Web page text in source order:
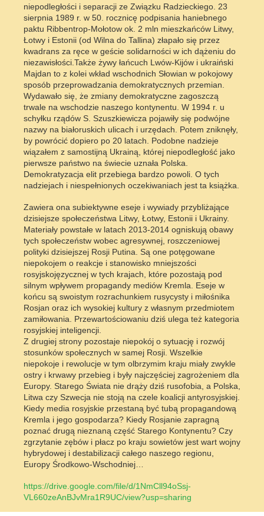
niepodległości i separacji ze Związku Radzieckiego. 23
sierpnia 1989 r. w 50. rocznicę podpisania haniebnego
paktu Ribbentrop-Mołotow ok. 2 mln mieszkańców Litwy,
Łotwy i Estonii (od Wilna do Tallina) złapało się przez
kwadrans za ręce w geście solidarności w ich dążeniu do
niezawisłości.Także żywy łańcuch Lwów-Kijów i ukraiński
Majdan to z kolei wkład wschodnich Słowian w pokojowy
sposób przeprowadzania demokratycznych przemian.
Wydawało się, że zmiany demokratyczne zagoszczą
trwale na wschodzie naszego kontynentu. W 1994 r. u
schyłku rządów S. Szuszkiewicza pojawiły się podwójne
nazwy na białoruskich ulicach i urzędach. Potem zniknęły,
by powrócić dopiero po 20 latach. Podobne nadzieje
wiązałem z samostijną Ukrainą, której niepodległość jako
pierwsze państwo na świecie uznała Polska.
Demokratyzacja elit przebiega bardzo powoli. O tych
nadziejach i niespełnionych oczekiwaniach jest ta książka.
Zawiera ona subiektywne eseje i wywiady przybliżające
dzisiejsze społeczeństwa Litwy, Łotwy, Estonii i Ukrainy.
Materiały powstałe w latach 2013-2014 ogniskują obawy
tych społeczeństw wobec agresywnej, roszczeniowej
polityki dzisiejszej Rosji Putina. Są one potęgowane
niepokojem o reakcje i stanowisko mniejszości
rosyjskojęzycznej w tych krajach, które pozostają pod
silnym wpływem propagandy mediów Kremla. Eseje w
końcu są swoistym rozrachunkiem rusycysty i miłośnika
Rosjan oraz ich wysokiej kultury z własnym przedmiotem
zamiłowania. Przewartościowaniu dziś ulega też kategoria
rosyjskiej inteligencji.
Z drugiej strony pozostaje niepokój o sytuację i rozwój
stosunków społecznych w samej Rosji. Wszelkie
niepokoje i rewolucje w tym olbrzymim kraju miały zwykle
ostry i krwawy przebieg i były najczęściej zagrożeniem dla
Europy. Starego Świata nie drąży dziś rusofobia, a Polska,
Litwa czy Szwecja nie stoją na czele koalicji antyrosyjskiej.
Kiedy media rosyjskie przestaną być tubą propagandową
Kremla i jego gospodarza? Kiedy Rosjanie zapragną
poznać drugą nieznaną część Starego Kontynentu? Czy
zgrzytanie zębów i płacz po kraju sowietów jest wart wojny
hybrydowej i destabilizacji całego naszego regionu,
Europy Środkowo-Wschodniej…
https://drive.google.com/file/d/1NmCll94oSsj-
VL660zeAnBJvMra1R9UC/view?usp=sharing